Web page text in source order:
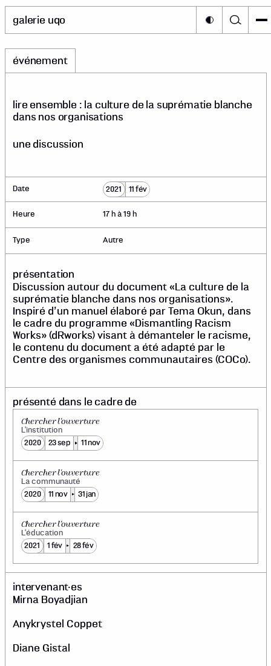
galerie uqo
événement
lire ensemble : la culture de la suprématie blanche
dans nos organisations
une discussion
Date 2021 11 fév
Heure 17 h à 19 h
Type Autre
présentation
Discussion autour du document «La culture de la
suprématie blanche dans nos organisations».
Inspiré d’un manuel élaboré par Tema Okun, dans
le cadre du programme «Dismantling Racism
Works» (dRworks) visant à démanteler le racisme,
le contenu du document a été adapté par le
Centre des organismes communautaires (COCo).
présenté dans le cadre de
2020 23 sep 11 nov
Chercher l'ouverture
L'institution
2020 11 nov 31 jan
Chercher l'ouverture
La communauté
2021 1 fév 28 fév
Chercher l'ouverture
L'éducation
intervenant·es
Mirna Boyadjian
Anykrystel Coppet
Diane Gistal